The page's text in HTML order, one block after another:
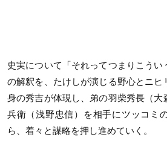
史実について「それってつまりこう
の解釈を、たけしが演じる野心とニヒ
身の秀吉が体現し、弟の羽柴秀長（大
兵衛（浅野忠信）を相手にツッコミ
ら、着々と謀略を押し進めていく。